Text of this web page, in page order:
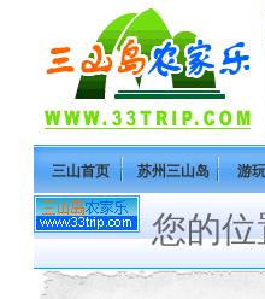
三山首页 苏州三山岛 游
您的位